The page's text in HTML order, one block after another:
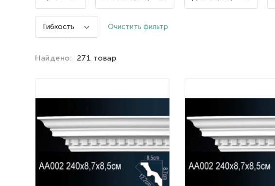
Гибкость Очистить фильтр
Найдено: 271 товар